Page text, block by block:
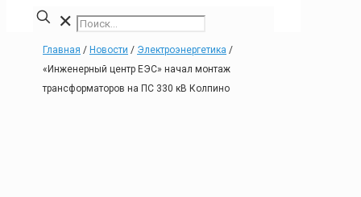
✕
Главная / Новости / Электроэнергетика /
«Инженерный центр ЕЭС» начал монтаж
трансформаторов на ПС 330 кВ Колпино